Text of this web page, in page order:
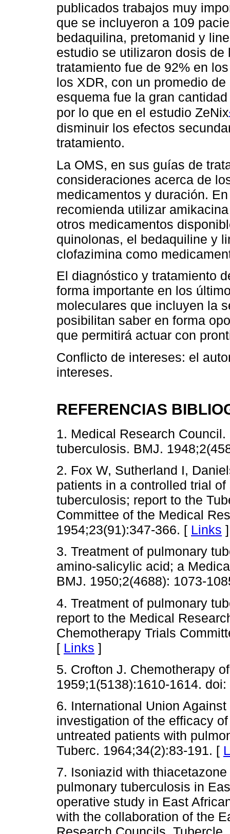
publicados trabajos muy
que se incluyeron a 109
bedaquilina, pretomanid y
estudio se utilizaron dosis
tratamiento fue de 92% en
los XDR, con un promedio
esquema fue la gran
por lo que en el estudio ZeNix
disminuir los efectos
tratamiento.
La OMS, en sus guías de
consideraciones acerca de
medicamentos y duración.
recomienda utilizar
otros medicamentos
quinolonas, el bedaquiline y
clofazimina como
El diagnóstico y tratamiento
forma importante en los
moleculares que incluyen la
posibilitan saber en forma
que permitirá actuar con
Conflicto de intereses: el
intereses.
REFERENCIAS
1. Medical Research
tuberculosis. BMJ.
2. Fox W, Sutherland I,
patients in a controlled trial
tuberculosis; report to the
Committee of the Medical
1954;23(91):347-366. [ Links ]
3. Treatment of pulmonary
amino-salicylic acid; a
BMJ. 1950;2(4688): 1073-
4. Treatment of pulmonary
report to the Medical
Chemotherapy Trials
[ Links ]
5. Crofton J. Chemotherapy
1959;1(5138):1610-1614.
6. International Union
investigation of the efficacy
untreated patients with
Tuberc. 1964;34(2):83-191. [
7. Isoniazid with
pulmonary tuberculosis in
operative study in East
with the collaboration of the